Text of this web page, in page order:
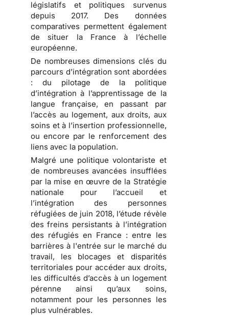
législatifs et politiques survenus
depuis 2017. Des données
comparatives permettent également
de situer la France à l’échelle
européenne.
De nombreuses dimensions clés du
parcours d’intégration sont abordées
: du pilotage de la politique
d’intégration à l’apprentissage de la
langue française, en passant par
l’accès au logement, aux droits, aux
soins et à l’insertion professionnelle,
ou encore par le renforcement des
liens avec la population.
Malgré une politique volontariste et
de nombreuses avancées insufflées
par la mise en œuvre de la Stratégie
nationale pour l’accueil et
l’intégration des personnes
réfugiées de juin 2018, l’étude révèle
des freins persistants à l’intégration
des réfugiés en France : entre les
barrières à l'entrée sur le marché du
travail, les blocages et disparités
territoriales pour accéder aux droits,
les difficultés d’accès à un logement
pérenne ainsi qu’aux soins,
notamment pour les personnes les
plus vulnérables.